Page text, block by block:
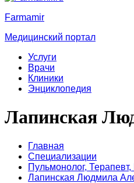
Farmamir
Медицинский портал
Услуги
Врачи
Клиники
Энциклопедия
Лапинская
Главная
Специализации
Пульмонолог, Терапевт,
Лапинская Людмила